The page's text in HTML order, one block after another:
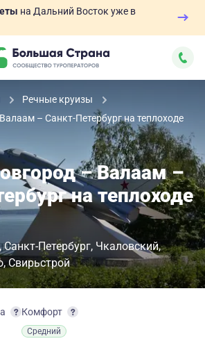
на Дальний Восток уже в
Речные круизы
– Санкт-Петербург на теплоходе
– Валаам –
на теплоходе
Санкт-Петербург Чкаловский
Свирьстрой
Комфорт
Средний